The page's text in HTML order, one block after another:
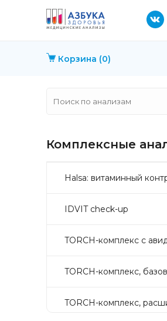
Корзина (0)
Комплексные
Halsa: витаминный
IDVIT check-up
TORCH-комплекс с
TORCH-комплекс,
TORCH-комплекс,